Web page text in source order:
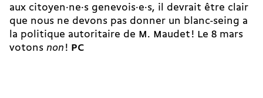
aux ci­toyen·ne·s genevois·e·s, il devrait être clair
que nous ne devons pas donner un blanc-seing a
la politique autoritaire de M. Maudet ! Le 8 mars
votons non ! PC